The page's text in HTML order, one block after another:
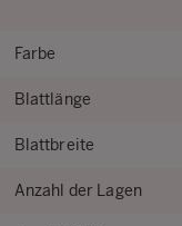
Farbe
Blattlänge
Blattbreite
Anzahl der Lagen